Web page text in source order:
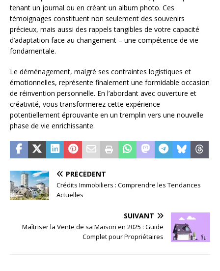
tenant un journal ou en créant un album photo. Ces
témoignages constituent non seulement des souvenirs
précieux, mais aussi des rappels tangibles de votre capacité
d’adaptation face au changement – une compétence de vie
fondamentale.
Le déménagement, malgré ses contraintes logistiques et
émotionnelles, représente finalement une formidable occasion
de réinvention personnelle. En l’abordant avec ouverture et
créativité, vous transformerez cette expérience
potentiellement éprouvante en un tremplin vers une nouvelle
phase de vie enrichissante.
PRÉCÉDENT
Crédits Immobiliers : Comprendre les Tendances
Actuelles
SUIVANT
Maîtriser la Vente de sa Maison en 2025 : Guide
Complet pour Propriétaires